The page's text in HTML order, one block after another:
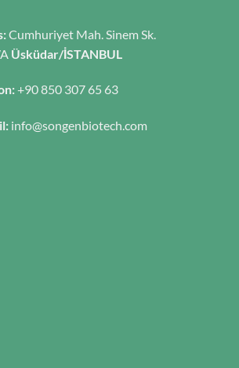
Cumhuriyet Mah. Sinem Sk.
Üsküdar/İSTANBUL
+90 850 307 65 63
info@songenbiotech.com